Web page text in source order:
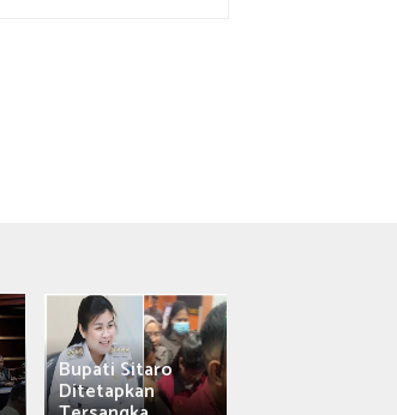
Bupati Sitaro
Ditetapkan